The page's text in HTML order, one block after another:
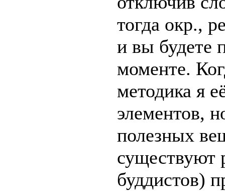
тогда окр.,
и вы будете
моменте.
методика я
элементов,
полезных
существуют
буддистов)